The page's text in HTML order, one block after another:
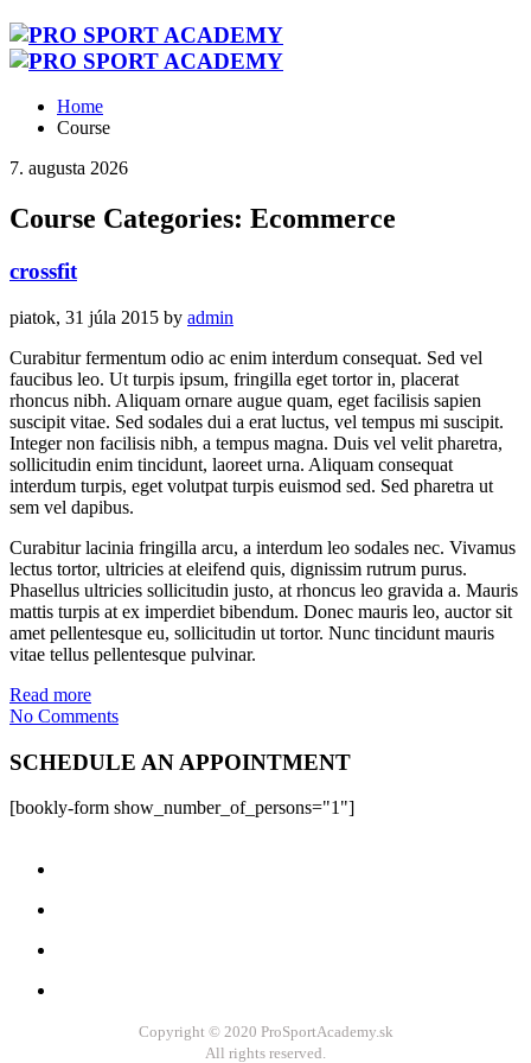
Home
Course
7. augusta 2026
Course Categories: Ecommerce
crossfit
piatok, 31 júla 2015 by admin
Curabitur fermentum odio ac enim interdum consequat. Sed vel
faucibus leo. Ut turpis ipsum, fringilla eget tortor in, placerat
rhoncus nibh. Aliquam ornare augue quam, eget facilisis sapien
suscipit vitae. Sed sodales dui a erat luctus, vel tempus mi suscipit.
Integer non facilisis nibh, a tempus magna. Duis vel velit pharetra,
sollicitudin enim tincidunt, laoreet urna. Aliquam consequat
interdum turpis, eget volutpat turpis euismod sed. Sed pharetra ut
sem vel dapibus.
Curabitur lacinia fringilla arcu, a interdum leo sodales nec. Vivamus
lectus tortor, ultricies at eleifend quis, dignissim rutrum purus.
Phasellus ultricies sollicitudin justo, at rhoncus leo gravida a. Mauris
mattis turpis at ex imperdiet bibendum. Donec mauris leo, auctor sit
amet pellentesque eu, sollicitudin ut tortor. Nunc tincidunt mauris
vitae tellus pellentesque pulvinar.
Read more
No Comments
SCHEDULE AN APPOINTMENT
[bookly-form show_number_of_persons="1"]
Copyright © 2020 ProSportAcademy.sk
All rights reserved.